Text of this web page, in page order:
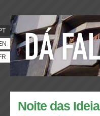
Noite das